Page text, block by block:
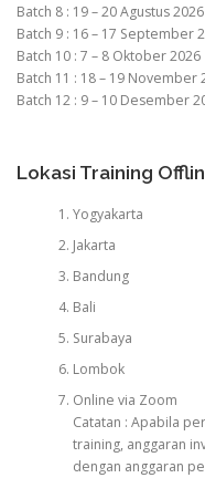
Batch 8 : 19 – 20 Agustus 2026
Batch 9 : 16 – 17 September
Batch 10 : 7 – 8 Oktober 2026
Batch 11 : 18 – 19 November
Batch 12 : 9 – 10 Desember
Lokasi Training
Yogyakarta
Jakarta
Bandung
Bali
Surabaya
Lombok
Online via Zoom
Catatan : Apabila
training, anggaran
dengan anggaran